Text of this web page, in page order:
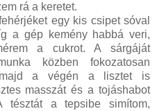
rá a keretet.
egy kis csipet sóval
a gép kemény habbá veri,
a cukrot. A sárgáját
közben fokozatosan
a végén a lisztet is
masszát és a tojáshabot
tésztát a tepsibe simítom,